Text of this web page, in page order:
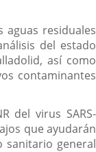
aguas residuales
del estado
así como
contaminantes
del virus SARS-
que ayudarán
sanitario general